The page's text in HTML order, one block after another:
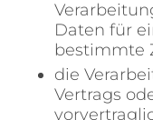
Daten für
bestimmte
die
Vertrags